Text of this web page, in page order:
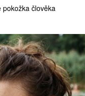
pokožka člověka